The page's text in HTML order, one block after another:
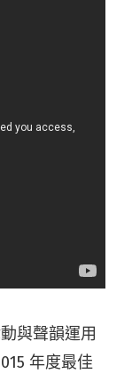
與聲韻運用
年度最佳